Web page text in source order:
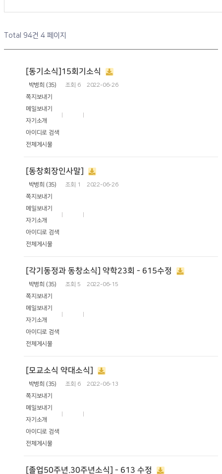
Total 94건 4 페이지
[동기소식]15회기소식
박병희 (35)
쪽지보내기
메일보내기
자기소개
아이디로 검색
전체게시물
조회 6 2022-06-26
[동창회장인사말]
박병희 (35)
쪽지보내기
메일보내기
자기소개
아이디로 검색
전체게시물
조회 1 2022-06-26
[각기동정과 동창소식] 약학23회 - 615수정
박병희 (35)
쪽지보내기
메일보내기
자기소개
아이디로 검색
전체게시물
조회 5 2022-06-15
[모교소식 약대소식]
박병희 (35)
쪽지보내기
메일보내기
자기소개
아이디로 검색
전체게시물
조회 6 2022-06-13
[졸업50주년.30주년소식] - 613 수정